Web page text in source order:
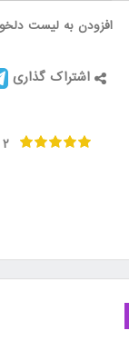
افزودن به لیست
اشتراک گذاری
2 نظر